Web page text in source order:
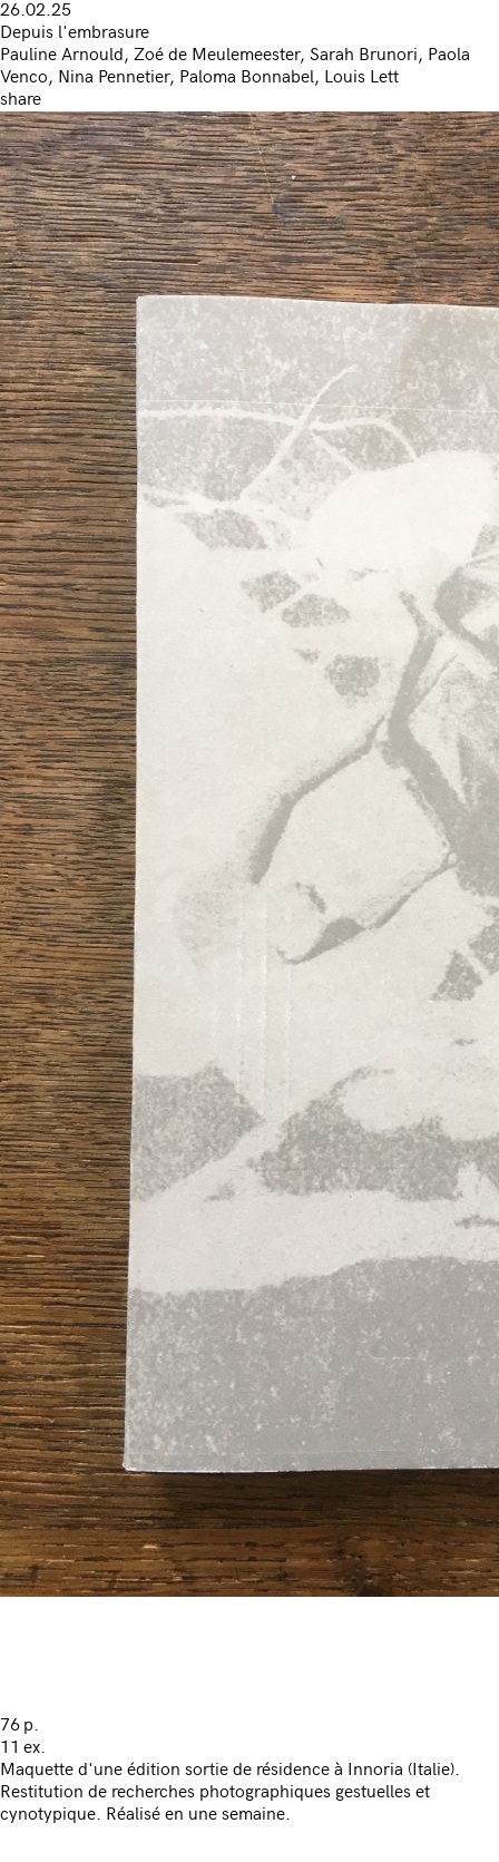
26.02.25
Depuis l'embrasure
Pauline Arnould, Zoé de Meulemeester, Sarah Brunori, Paola
Venco, Nina Pennetier, Paloma Bonnabel, Louis Lett
share
76 p.
11 ex.
Maquette d'une édition sortie de résidence à Innoria (Italie).
Restitution de recherches photographiques gestuelles et
cynotypique. Réalisé en une semaine.